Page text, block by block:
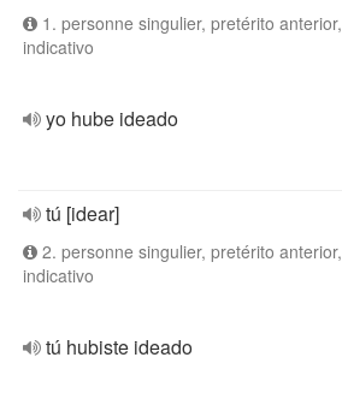
1. personne singulier, pretérito anterior,
indicativo
yo hube ideado
tú [idear]
2. personne singulier, pretérito anterior,
indicativo
tú hubiste ideado